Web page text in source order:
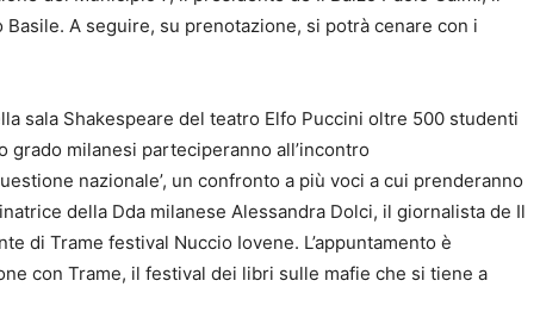
A seguire, su prenotazione, si potrà cenare con i
sala Shakespeare del teatro Elfo Puccini oltre 500 studenti
milanesi parteciperanno all’incontro
nazionale’, un confronto a più voci a cui prenderanno
della Dda milanese Alessandra Dolci, il giornalista de Il
di Trame festival Nuccio Iovene. L’appuntamento è
con Trame, il festival dei libri sulle mafie che si tiene a